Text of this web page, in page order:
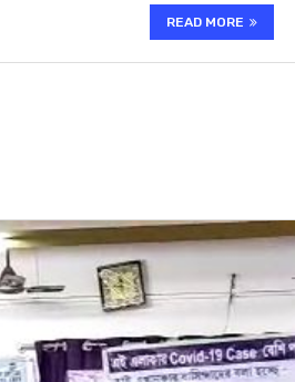
READ MORE